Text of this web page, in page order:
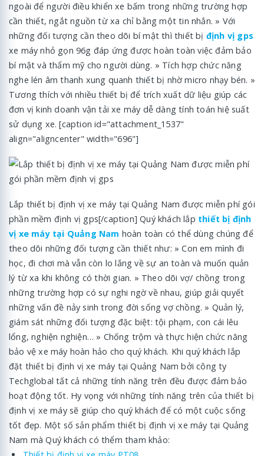
ngoài để người điều khiển xe bấm trong những trường hợp
cần thiết, ngắt nguồn từ xa chỉ bằng một tin nhắn. » Với
những đối tượng cần theo dõi bí mật thì thiết bị định vị gps
xe máy nhỏ gọn 96g đáp ứng được hoàn toàn việc đảm bảo
bí mật và thẩm mỹ cho người dùng. » Tích hợp chức năng
nghe lén âm thanh xung quanh thiết bị nhờ micro nhạy bén. »
Tương thích với nhiều thiết bị để trích xuất dữ liệu giúp các
đơn vị kinh doanh vận tải xe máy dễ dàng tính toán hiệ suất
sử dụng xe. [caption id="attachment_1537"
align="aligncenter" width="696"]
Lắp thiết bị định vị xe máy tại Quảng Nam được miễn phí gói
phần mềm định vị gps[/caption] Quý khách lắp thiết bị định
vị xe máy tại Quảng Nam hoàn toàn có thể dùng chúng để
theo dõi những đối tượng cần thiết như: » Con em mình đi
học, đi chơi mà vẫn còn lo lắng về sự an toàn và muốn quản
lý từ xa khi không có thời gian. » Theo dõi vợ/ chồng trong
những trường hợp có sự nghi ngờ về nhau, giúp giải quyết
những vấn đề nảy sinh trong đời sống vợ chồng. » Quản lý,
giám sát những đối tượng đặc biệt: tội phạm, con cái lêu
lổng, nghiện nghiện… » Chống trộm và thực hiện chức năng
bảo vệ xe máy hoàn hảo cho quý khách. Khi quý khách lắp
đặt thiết bị định vị xe máy tại Quảng Nam bởi công ty
Techglobal tất cả những tính năng trên đều được đảm bảo
hoạt động tốt. Hy vọng với những tính năng trên của thiết bị
định vị xe máy sẽ giúp cho quý khách để có một cuộc sống
tốt đẹp. Một số sản phẩm thiết bị định vị xe máy tại Quảng
Nam mà Quý khách có thểm tham khảo: